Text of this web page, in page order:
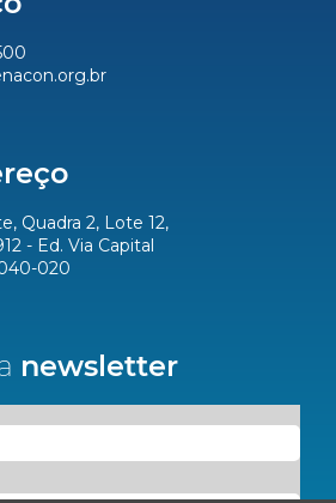
Quadra 2, Lote 12,
- Ed. Via Capital
020
newsletter